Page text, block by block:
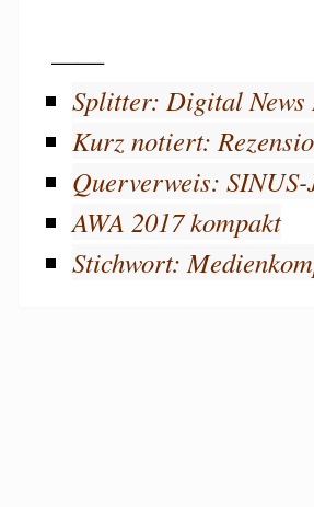
Splitter: Digital News
Kurz notiert:
Querverweis:
AWA 2017 kompakt
Stichwort: